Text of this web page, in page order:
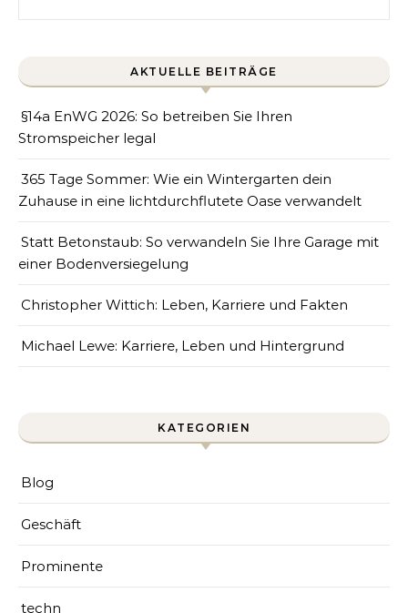
AKTUELLE BEITRÄGE
§14a EnWG 2026: So betreiben Sie Ihren
Stromspeicher legal
365 Tage Sommer: Wie ein Wintergarten dein
Zuhause in eine lichtdurchflutete Oase verwandelt
Statt Betonstaub: So verwandeln Sie Ihre Garage mit
einer Bodenversiegelung
Christopher Wittich: Leben, Karriere und Fakten
Michael Lewe: Karriere, Leben und Hintergrund
KATEGORIEN
Blog
Geschäft
Prominente
techn